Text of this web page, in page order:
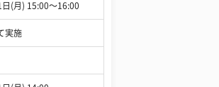
(月) 15:00〜16:00
実施